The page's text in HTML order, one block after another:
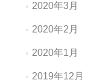
2020年3月
2020年2月
2020年1月
2019年12月